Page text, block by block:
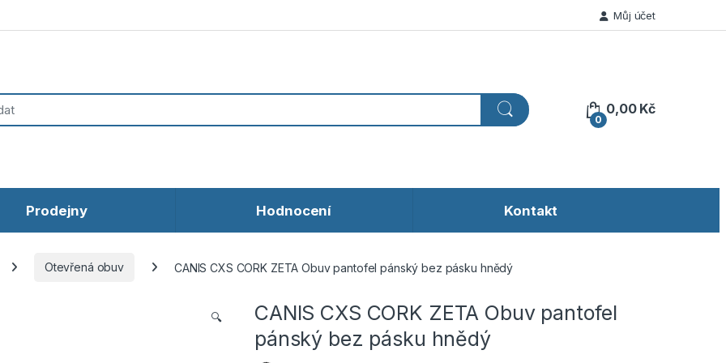
Můj účet
0
0,00 Kč
Prodejny Hodnocení Kontakt
Otevřená obuv CANIS CXS CORK ZETA Obuv pantofel pánský bez pásku hnědý
🔍
CANIS CXS CORK ZETA Obuv pantofel
pánský bez pásku hnědý